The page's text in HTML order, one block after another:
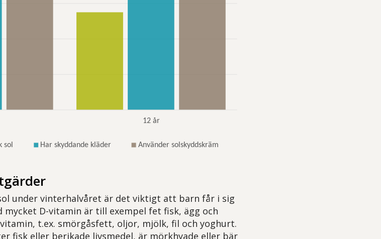
under vinterhalvåret är det viktigt att barn får i sig
mycket D-vitamin är till exempel fet fisk, ägg och
t.ex. smörgåsfett, oljor, mjölk, fil och yoghurt.
fisk eller berikade livsmedel, är mörkhyade eller bär